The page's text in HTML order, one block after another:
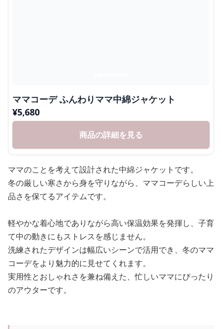
ママコーデ ふんわりママ中綿ジャケット
¥5,680
商品の詳細を見る
ママのことを考えて設計された中綿ジャケットです。
冬の厳しい寒さから身を守りながら、ママコーデらしい上
品さを保てるアイテムです。
軽やかな着心地でありながら高い保温効果を発揮し、子育
て中の動きにもストレスを感じません。
洗練されたデザインは幅広いシーンで活用でき、冬のママ
コーデをより魅力的に見せてくれます。
実用性とおしゃれさを兼ね備えた、忙しいママにぴったり
のアウターです。